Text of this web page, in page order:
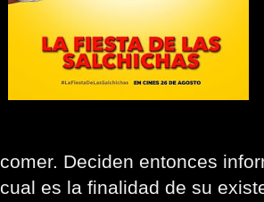
comer. Deciden entonces
cual es la finalidad de su